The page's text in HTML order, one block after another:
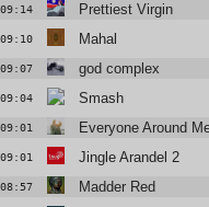
09:14 Prettiest Virgin
09:10 Mahal
09:07 god complex
09:04 Smash
09:01 Everyone Around
09:01 Jingle Arandel 2
08:57 Madder Red